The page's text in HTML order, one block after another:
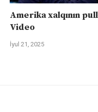
Amerika xalqının
Video
İyul 21, 2025